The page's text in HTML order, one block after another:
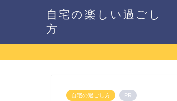
自宅の楽しい過ごし
方
自宅の過ごし方 PR